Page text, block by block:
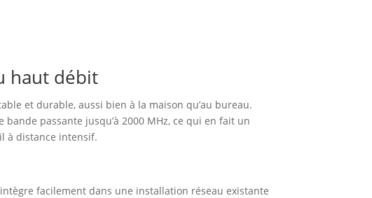
haut débit
et durable, aussi bien à la maison qu’au bureau.
passante jusqu’à 2000 MHz, ce qui en fait un
à distance intensif.
facilement dans une installation réseau existante